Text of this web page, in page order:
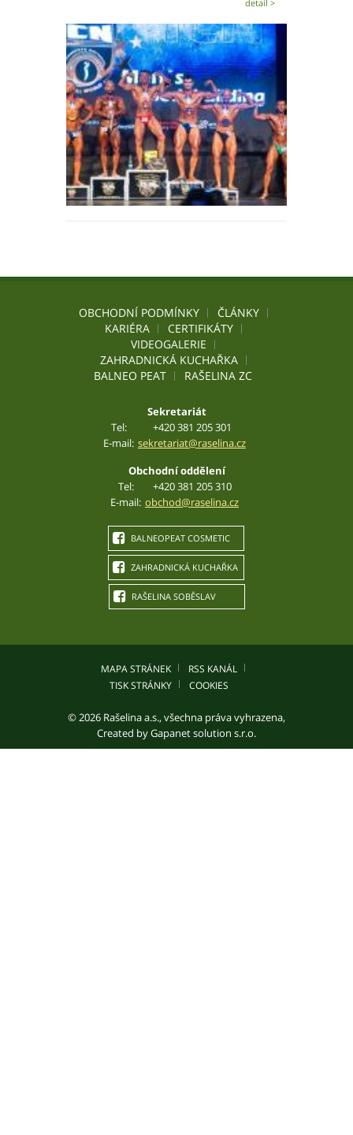
detail >
OBCHODNÍ PODMÍNKY
ČLÁNKY
KARIÉRA
CERTIFIKÁTY
VIDEOGALERIE
ZAHRADNICKÁ KUCHAŘKA
BALNEO PEAT
RAŠELINA ZC
Sekretariát
Tel:
+420 381 205 301
E-mail: sekretariat@raselina.cz
Obchodní oddělení
Tel:
+420 381 205 310
E-mail: obchod@raselina.cz
BALNEOPEAT COSMETIC
ZAHRADNICKÁ KUCHAŘKA
RAŠELINA SOBĚSLAV
MAPA STRÁNEK
RSS KANÁL
TISK STRÁNKY
COOKIES
© 2026 Rašelina a.s., všechna práva vyhrazena,
Created byGapanet solution s.r.o.